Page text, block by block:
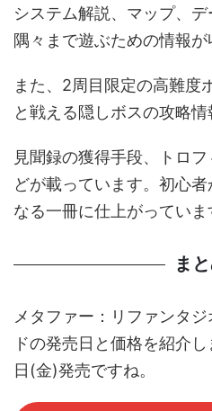
システム解説、マップ、
隅々まで遊ぶための情報が
また、2周目限定の高難度
と戦える隠しボスの攻略情
見聞録の獲得手段、トロ
どが載っています。初心
なる一冊に仕上がっていま
ま
メタファー：リファンタ
ドの発売日と価格を紹介
日(金)発売ですね。